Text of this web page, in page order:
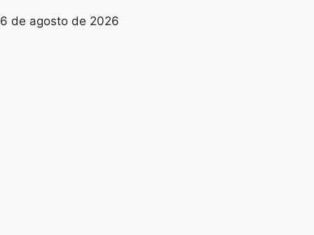
6 de agosto de 2026